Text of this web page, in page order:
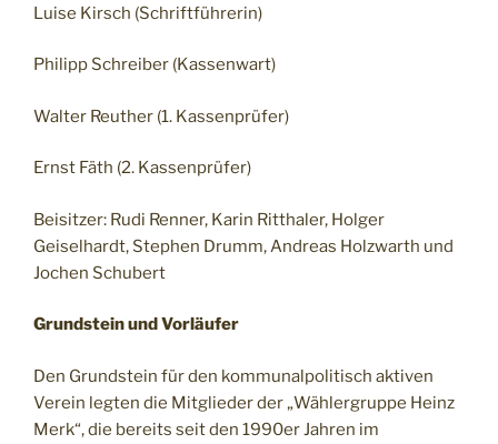
Luise Kirsch (Schriftführerin)
Philipp Schreiber (Kassenwart)
Walter Reuther (1. Kassenprüfer)
Ernst Fäth (2. Kassenprüfer)
Beisitzer: Rudi Renner, Karin Ritthaler, Holger
Geiselhardt, Stephen Drumm, Andreas Holzwarth und
Jochen Schubert
Grundstein und Vorläufer
Den Grundstein für den kommunalpolitisch aktiven
Verein legten die Mitglieder der „Wählergruppe Heinz
Merk“, die bereits seit den 1990er Jahren im